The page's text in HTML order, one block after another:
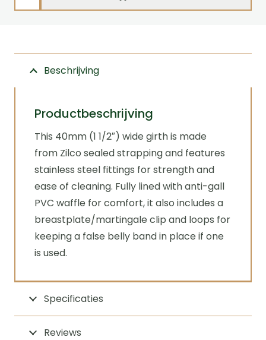
luxe
Zilco
aantalBeschrijving
Productbeschrijving
This 40mm (1 1/2″) wide girth is made
from Zilco sealed strapping and features
stainless steel fittings for strength and
ease of cleaning. Fully lined with anti-gall
PVC waffle for comfort, it also includes a
breastplate/martingale clip and loops for
keeping a false belly band in place if one
is used.
Specificaties
Reviews